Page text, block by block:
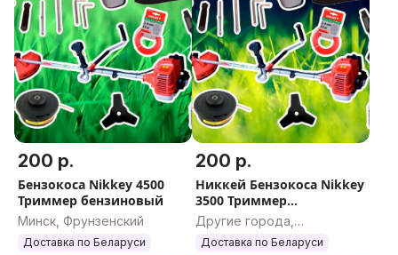
200 р.
Бензокоса Nikkey 4500
Триммер бензиновый
Минск, Фрунзенский
Доставка по Беларуси
200 р.
Никкей Бензокоса Nikkey
3500 Триммер
бензиновый
Другие города,
Гродненская область
Доставка по Беларуси